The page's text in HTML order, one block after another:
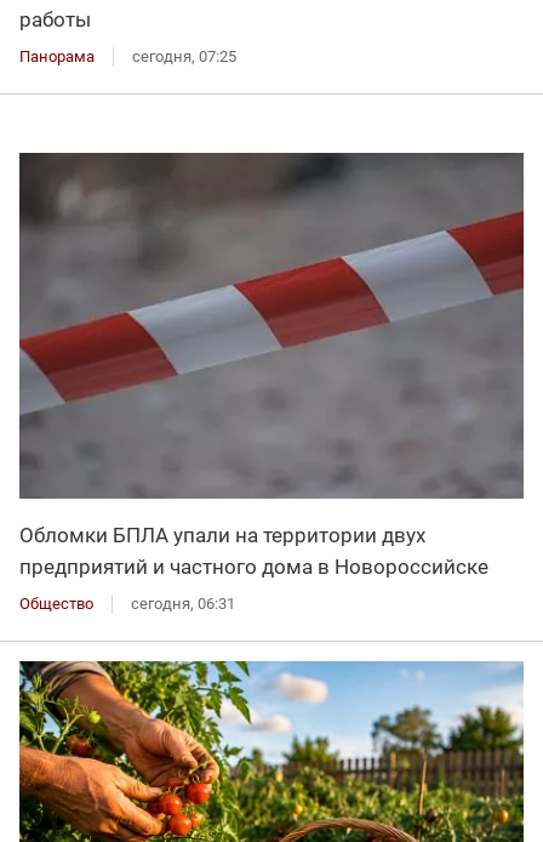
работы
Панорама сегодня, 07:25
Обломки БПЛА упали на территории двух
предприятий и частного дома в Новороссийске
Общество сегодня, 06:31